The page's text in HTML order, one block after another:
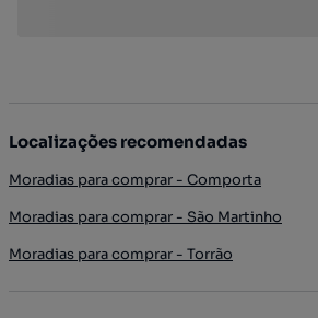
Localizações recomendadas
Moradias para comprar - Comporta
Moradias para comprar - São Martinho
Moradias para comprar - Torrão